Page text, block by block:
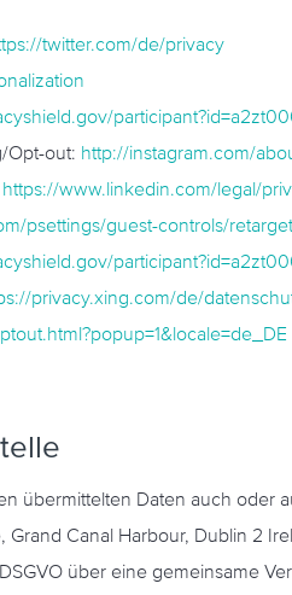
twitter.com/de/privacy
Opt-out: http://instagram.com/
https://www.linkedin.com/legal/
psettings/guest-controls/
privacy.xing.com/de/
übermittelten Daten auch
Grand Canal Harbour, Dublin 2
über eine gemeinsame